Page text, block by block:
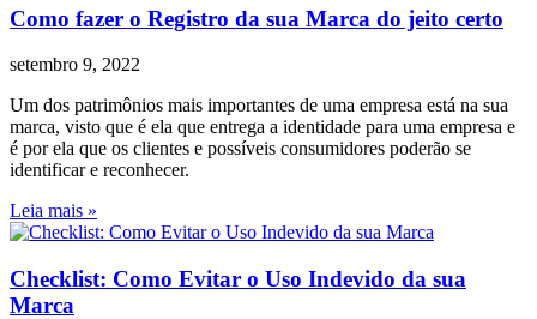
Como fazer o Registro da sua Marca do jeito certo
setembro 9, 2022
Um dos patrimônios mais importantes de uma empresa está na sua
marca, visto que é ela que entrega a identidade para uma empresa e
é por ela que os clientes e possíveis consumidores poderão se
identificar e reconhecer.
Leia mais »
Checklist: Como Evitar o Uso Indevido da sua
Marca